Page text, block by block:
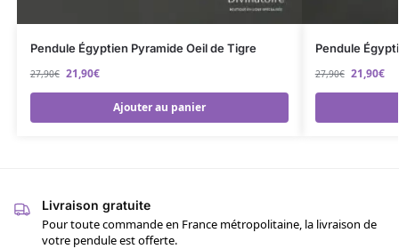
Pendule Égyptien Pyramide Oeil de Tigre
27,90€ 21,90€
Ajouter au panier
Pendule
27,90€ 21,90€
Livraison gratuite
Pour toute commande en France métropolitaine, la livraison de
votre pendule est offerte.